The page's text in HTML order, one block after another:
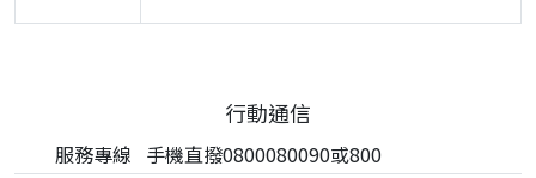
行動通信
服務專線 手機直撥0800080090或800